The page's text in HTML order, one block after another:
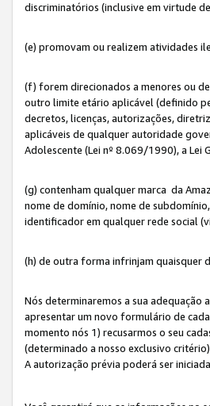
discriminatórios (inclusive em virtude
(e) promovam ou realizem atividades
(f) forem direcionados a menores ou
outro limite etário aplicável (definido
decretos, licenças, autorizações,
aplicáveis de qualquer autoridade
Adolescente (Lei nº 8.069/1990), a Lei
(g) contenham qualquer marca da
nome de domínio, nome de
identificador em qualquer rede social
(h) de outra forma infrinjam quaisquer
Nós determinaremos a sua adequação
apresentar um novo formulário de
momento nós 1) recusarmos o seu
(determinado a nosso exclusivo
A autorização prévia poderá ser